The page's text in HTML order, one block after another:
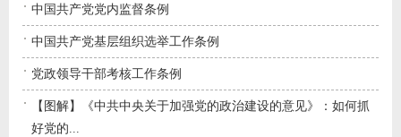
中国共产党党内监督条例
中国共产党基层组织选举工作条例
党政领导干部考核工作条例
【图解】《中共中央关于加强党的政治建设的意见》：如何抓
好党的...